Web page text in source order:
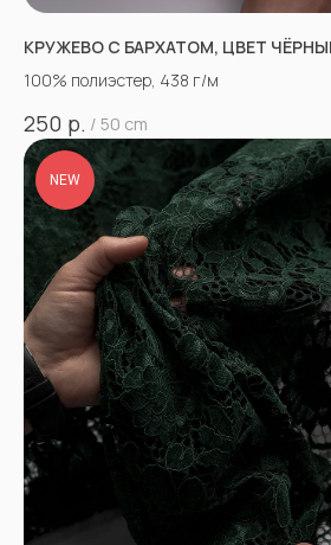
КРУЖЕВО С БАРХАТОМ, ЦВЕТ
100% полиэстер, 438 г/м
250 р. / 50 cm
NEW